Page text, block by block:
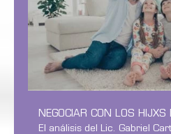
NEGOCIAR CON LOS
El análisis del Lic. Gabriel